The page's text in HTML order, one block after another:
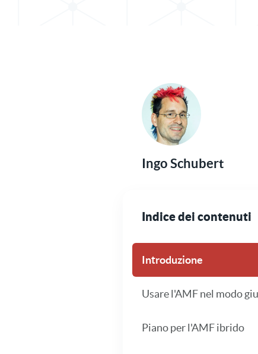
Ingo Schubert
Indice dei contenuti
Introduzione
Usare l'AMF nel modo
Piano per l'AMF ibrido